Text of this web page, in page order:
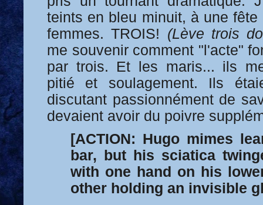
teints en bleu minuit, à une fête
femmes. TROIS! (Lève trois
me souvenir comment "l'acte"
par trois. Et les maris... ils
pitié et soulagement. Ils
discutant passionnément de
devaient avoir du poivre
[ACTION: Hugo mimes
bar, but his sciatica
with one hand on his
other holding an invisible